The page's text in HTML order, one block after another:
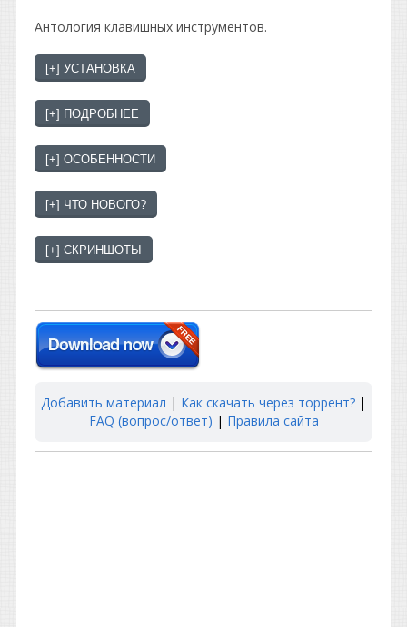
Антология клавишных инструментов.
Добавить материал | Как скачать через торрент? |
FAQ (вопрос/ответ) | Правила сайта